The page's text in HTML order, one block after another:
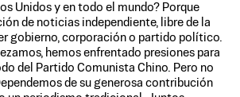
Unidos y en todo el mundo? Porque
de noticias independiente, libre de la
gobierno, corporación o partido político.
hemos enfrentado presiones para
del Partido Comunista Chino. Pero no
de su generosa contribución